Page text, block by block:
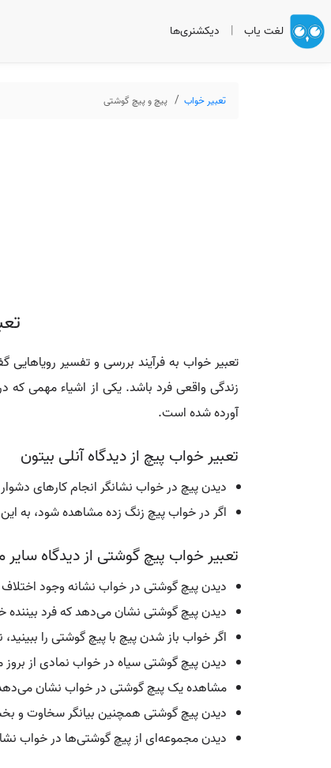
لغت یاب | دیکشنری‌ها
تعبیر خواب پیچ و پیچ گوشتی
تعبیر خواب به فرآیند بررسی و تفسیر
زندگی واقعی فرد باشد. یکی از اشیاء مهمی
آورده شده است.
تعبیر خواب پیچ از دیدگاه آنلی بیتون
دیدن پیچ در خواب نشانگر انجام کارهای
اگر در خواب پیچ زنگ زده مشاهده شود، به
تعبیر خواب پیچ گوشتی از دیدگاه سایر
دیدن پیچ گوشتی در خواب نشانه وجود
دیدن پیچ گوشتی نشان می‌دهد که فرد
اگر خواب باز شدن پیچ با پیچ گوشتی را
دیدن پیچ گوشتی سیاه در خواب نمادی از
مشاهده یک پیچ گوشتی در خواب نشان می‌دهد
دیدن پیچ گوشتی همچنین بیانگر سخاوت و
دیدن مجموعه‌ای از پیچ گوشتی‌ها در خواب